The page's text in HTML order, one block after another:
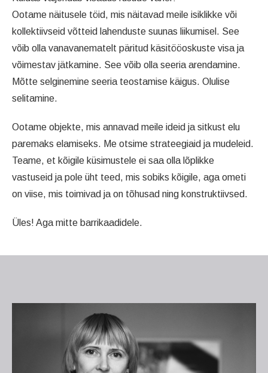
Ootame näitusele töid, mis näitavad meile isiklikke või
kollektiivseid võtteid lahenduste suunas liikumisel. See
võib olla vanavanematelt päritud käsitööoskuste visa ja
võimestav jätkamine. See võib olla seeria arendamine.
Mõtte selginemine seeria teostamise käigus. Olulise
selitamine.
Ootame objekte, mis annavad meile ideid ja sitkust elu
paremaks elamiseks. Me otsime strateegiaid ja mudeleid.
Teame, et kõigile küsimustele ei saa olla lõplikke
vastuseid ja pole üht teed, mis sobiks kõigile, aga ometi
on viise, mis toimivad ja on tõhusad ning konstruktiivsed.
Üles! Aga mitte barrikaadidele.